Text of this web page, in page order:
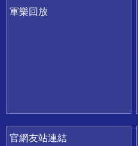
軍樂回放
官網友站連結